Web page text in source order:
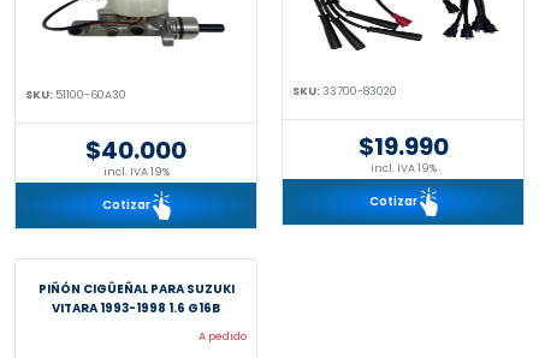
SKU: 51100-60A30
$40.000
incl. IVA 19%
Cotizar
SKU:33700-83020
$19.990
incl. IVA 19%
Cotizar
PIÑÓN CIGÜEÑAL PARA SUZUKI
VITARA 1993-1998 1.6 G16B
A pedido